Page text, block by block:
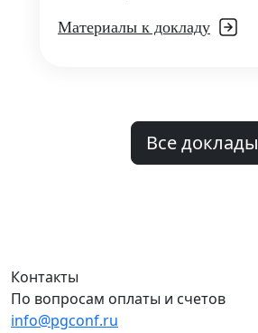
Материалы к докладу
Все доклады
Контакты
По вопросам оплаты и счетов
info@pgconf.ru